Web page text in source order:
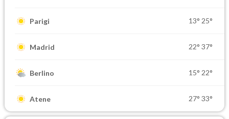
Parigi 13° 25°
Madrid 22° 37°
Berlino 15° 22°
Atene 27° 33°